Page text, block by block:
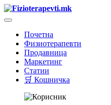
Почетна
Физиотерапевти
Продавница
Маркетинг
Статии
🛒 Кошничка